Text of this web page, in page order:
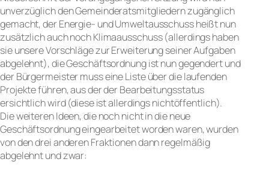
unverzüglich den Gemeinderatsmitgliedern zugänglich
gemacht, der Energie- und Umweltausschuss heißt nun
zusätzlich auch noch Klimaausschuss (allerdings haben
sie unsere Vorschläge zur Erweiterung seiner Aufgaben
abgelehnt), die Geschäftsordnung ist nun gegendert und
der Bürgermeister muss eine Liste über die laufenden
Projekte führen, aus der der Bearbeitungsstatus
ersichtlich wird (diese ist allerdings nichtöffentlich).
Die weiteren Ideen, die noch nicht in die neue
Geschäftsordnung eingearbeitet worden waren, wurden
von den drei anderen Fraktionen dann regelmäßig
abgelehnt und zwar: